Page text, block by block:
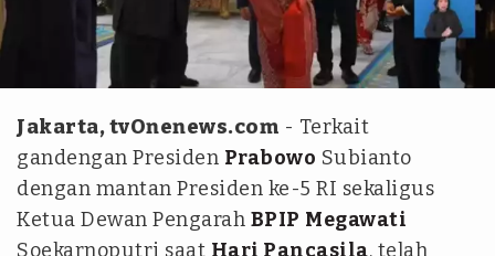
Jakarta, tvOnenews.com - Terkait
gandengan Presiden Prabowo Subianto
dengan mantan Presiden ke-5 RI sekaligus
Ketua Dewan Pengarah BPIP Megawati
Soekarnoputri saat Hari Pancasila, telah